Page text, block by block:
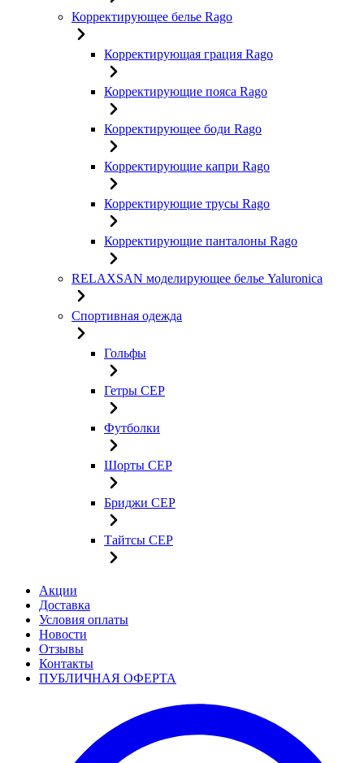
Корректирующее белье Rago
Корректирующая грация Rago
Корректирующие пояса Rago
Корректирующее боди Rago
Корректирующие капри Rago
Корректирующие трусы Rago
Корректирующие панталоны Rago
RELAXSAN моделирующее белье Yaluroniсa
Спортивная одежда
Гольфы
Гетры CEP
Футболки
Шорты CEP
Бриджи CEP
Тайтсы CEP
Акции
Доставка
Условия оплаты
Новости
Отзывы
Контакты
ПУБЛИЧНАЯ ОФЕРТА